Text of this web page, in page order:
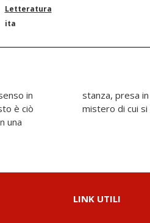
Letteratura
ita
in
è ciò
una
quel
mistero di cui
LINK UTILI